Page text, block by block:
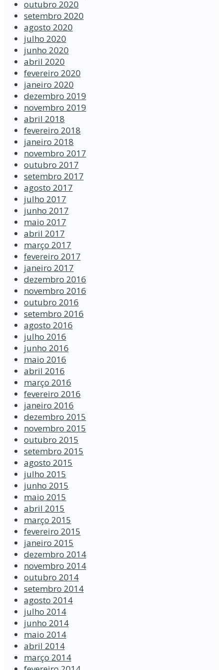
outubro 2020
setembro 2020
agosto 2020
julho 2020
junho 2020
abril 2020
fevereiro 2020
janeiro 2020
dezembro 2019
novembro 2019
abril 2018
fevereiro 2018
janeiro 2018
novembro 2017
outubro 2017
setembro 2017
agosto 2017
julho 2017
junho 2017
maio 2017
abril 2017
março 2017
fevereiro 2017
janeiro 2017
dezembro 2016
novembro 2016
outubro 2016
setembro 2016
agosto 2016
julho 2016
junho 2016
maio 2016
abril 2016
março 2016
fevereiro 2016
janeiro 2016
dezembro 2015
novembro 2015
outubro 2015
setembro 2015
agosto 2015
julho 2015
junho 2015
maio 2015
abril 2015
março 2015
fevereiro 2015
janeiro 2015
dezembro 2014
novembro 2014
outubro 2014
setembro 2014
agosto 2014
julho 2014
junho 2014
maio 2014
abril 2014
março 2014